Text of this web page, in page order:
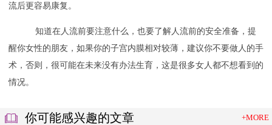
流后更容易康复。
知道在人流前要注意什么，也要了解人流前的安全准备，提
醒你女性的朋友，如果你的子宫内膜相对较薄，建议你不要做人的手
术，否则，很可能在未来没有办法生育，这是很多女人都不想看到的
情况。
你可能感兴趣的文章 +MORE